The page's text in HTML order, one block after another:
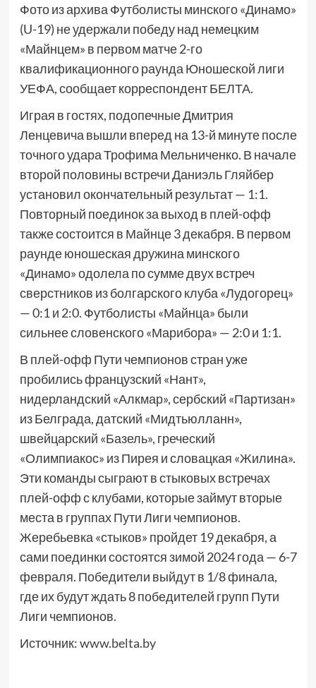
Фото из архива Футболисты минского «Динамо»
(U-19) не удержали победу над немецким
«Майнцем» в первом матче 2-го
квалификационного раунда Юношеской лиги
УЕФА, сообщает корреспондент БЕЛТА.
Играя в гостях, подопечные Дмитрия
Ленцевича вышли вперед на 13-й минуте после
точного удара Трофима Мельниченко. В начале
второй половины встречи Даниэль Гляйбер
установил окончательный результат — 1:1.
Повторный поединок за выход в плей-офф
также состоится в Майнце 3 декабря. В первом
раунде юношеская дружина минского
«Динамо» одолела по сумме двух встреч
сверстников из болгарского клуба «Лудогорец»
— 0:1 и 2:0. Футболисты «Майнца» были
сильнее словенского «Марибора» — 2:0 и 1:1.
В плей-офф Пути чемпионов стран уже
пробились французский «Нант»,
нидерландский «Алкмар», сербский «Партизан»
из Белграда, датский «Мидтьюлланн»,
швейцарский «Базель», греческий
«Олимпиакос» из Пирея и словацкая «Жилина».
Эти команды сыграют в стыковых встречах
плей-офф с клубами, которые займут вторые
места в группах Пути Лиги чемпионов.
Жеребьевка «стыков» пройдет 19 декабря, а
сами поединки состоятся зимой 2024 года — 6-7
февраля. Победители выйдут в 1/8 финала,
где их будут ждать 8 победителей групп Пути
Лиги чемпионов.
Источник:www.belta.by